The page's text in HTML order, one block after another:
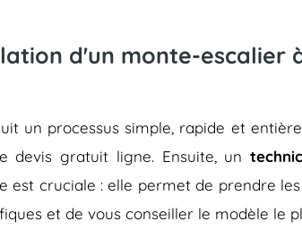
d'un monte-escalier
un processus simple, rapide et
devis gratuit ligne. Ensuite, un
est cruciale : elle permet de prendre
et de vous conseiller le modèle le